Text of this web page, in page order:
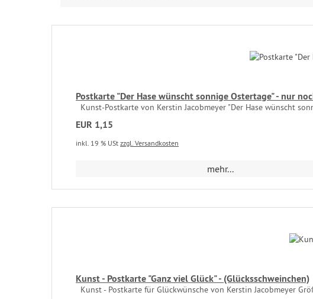
Postkarte "Der Hase wünscht sonnige Ostertage" - nur
Kunst-Postkarte von Kerstin Jacobmeyer "Der Hase wünscht
EUR 1,15
inkl. 19 % USt zzgl. Versandkosten
mehr...
Kunst - Postkarte "Ganz viel Glück" - (Glücksschweinchen)
Kunst - Postkarte für Glückwünsche von Kerstin Jacobmeyer